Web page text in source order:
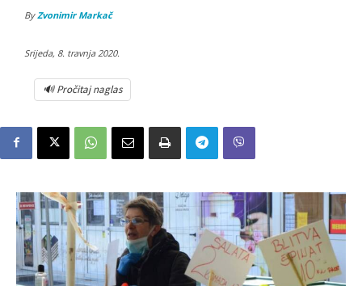
By Zvonimir Markač
Srijeda, 8. travnja 2020.
🔊 Pročitaj naglas